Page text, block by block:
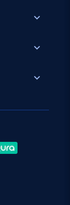
expand_more
expand_more
expand_more